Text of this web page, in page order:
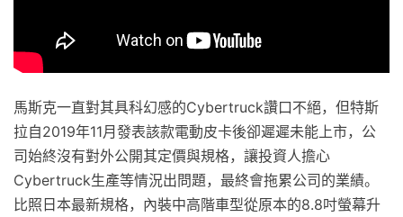
馬斯克一直對其具科幻感的Cybertruck讚口不絕，但特斯
拉自2019年11月發表該款電動皮卡後卻遲遲未能上市，公
司始終沒有對外公開其定價與規格，讓投資人擔心
Cybertruck生產等情況出問題，最終會拖累公司的業績。
比照日本最新規格，內裝中高階車型從原本的8.8吋螢幕升